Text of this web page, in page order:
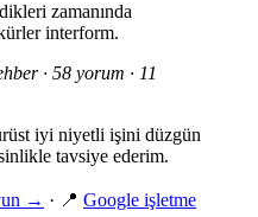
zamanında
interform.
· 58 yorum · 11
iyi niyetli işini düzgün
tavsiye ederim.
→ · 📍 Google işletme